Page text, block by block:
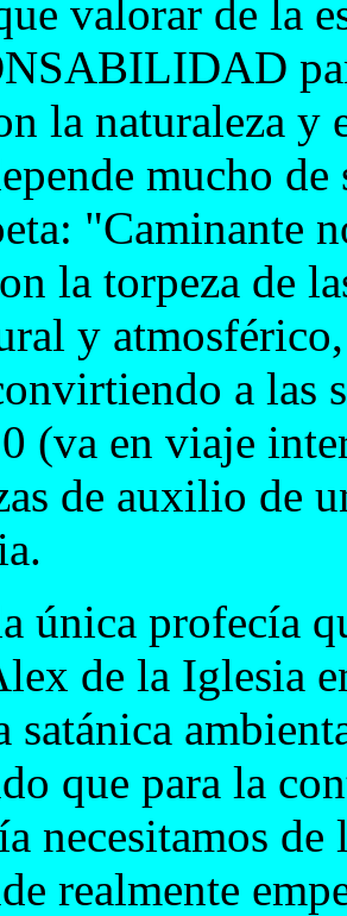
valorar de la
la naturaleza
mucho
"Caminante
la torpeza de
y
a las
(va en viaje
de auxilio de
única profecía
de la Iglesia
satánica
que para la
necesitamos
realmente